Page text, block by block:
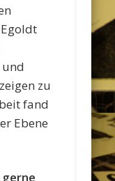
zu
fand
Ebene